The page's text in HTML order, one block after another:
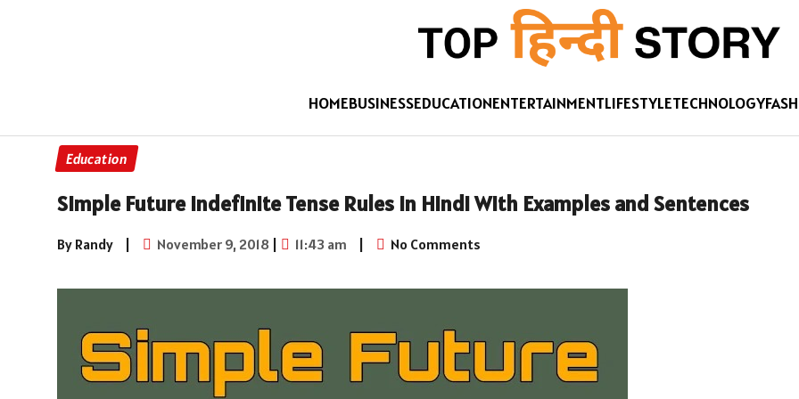
HOMEBUSINESSEDUCATIONENTERTAINMENTLIFESTYLETECHNOLOGY
Education
Simple Future Indefinite Tense Rules in Hindi With Examples and Sentences
By Randy | November 9, 2018 | 11:43 am | No Comments